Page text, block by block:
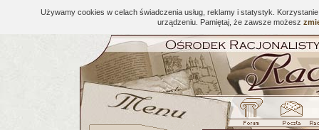
Używamy cookies w celach świadczenia usług, reklamy i statystyk.
urządzeniu. Pamiętaj, że zawsze możesz